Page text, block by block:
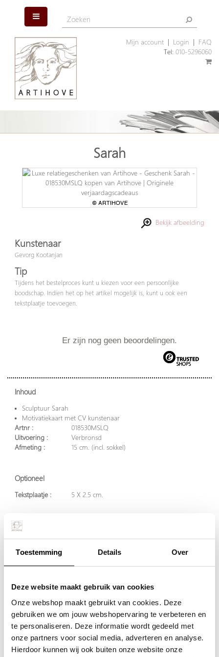
Toestemming Details Over
Deze website maakt gebruik van cookies
Onze webshop maakt gebruikt van cookies. Deze
gebruiken we om jouw webshopervaring te verbeteren en
te personaliseren. Deze informatie wordt gedeeld met
onze partners voor social media, adverteren en analyse.
Hierdoor kunnen wij ook buiten onze website onze
Mijn account| Login
FAQ
Tel: 010-5296060
Sarah
Bekijk afbeelding
Kunstenaar
Gevorg Kootanjan
Tip
Tijdens het bestelproces kunt u kiezen voor een persoonlijke
boodschap. Indien het op het artikel mogelijk is, kunt u ook een
tekstplaatje toevoegen.
Er zijn nog geen beoordelingen.
Inhoud
Sculptuur Sarah
Motivatiekaart met CV kunstenaar
Artnr :
018530MSLQ
Uitvoering :
Verbronsd
Afmeting :
15 cm. (incl. sokkel)
Optioneel
Tekstplaatje : 5 X 2.5 cm.
Per stuk
€ 59,50
excl. BTW
€ 72,00
Plaats in winkelwagen
Doordeweeks voor 13.00 uur besteld, de volgende werkdag